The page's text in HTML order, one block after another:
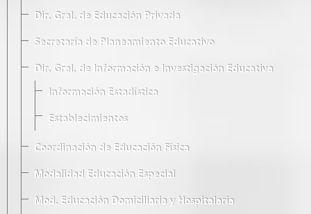
Dir. Gral. de Educación Privada
Secretaría de Planeamiento Educativo
Dir. Gral. de Información e Investigación Educativa
Información Estadística
Establecimientos
Coordinación de Educación Física
Modalidad Educación Especial
Mod. Educación Domiciliaria y Hospitalaria